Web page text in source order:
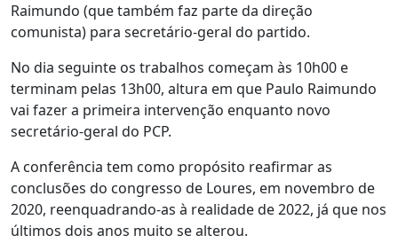
Raimundo (que também faz parte da direção
comunista) para secretário-geral do partido.
No dia seguinte os trabalhos começam às 10h00 e
terminam pelas 13h00, altura em que Paulo Raimundo
vai fazer a primeira intervenção enquanto novo
secretário-geral do PCP.
A conferência tem como propósito reafirmar as
conclusões do congresso de Loures, em novembro de
2020, reenquadrando-as à realidade de 2022, já que nos
últimos dois anos muito se alterou.